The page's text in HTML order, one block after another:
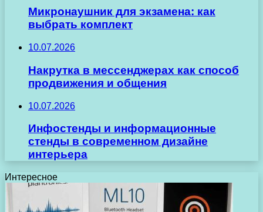
Микронаушник для экзамена: как
выбрать комплект
10.07.2026
Накрутка в мессенджерах как способ
продвижения и общения
10.07.2026
Инфостенды и информационные
стенды в современном дизайне
интерьера
Интересное